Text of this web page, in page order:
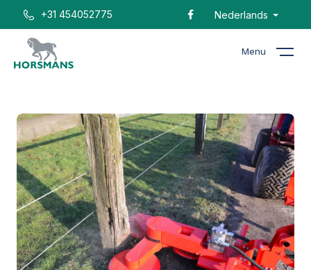
+31 454052775 Nederlands
Menu
Home Catalogus